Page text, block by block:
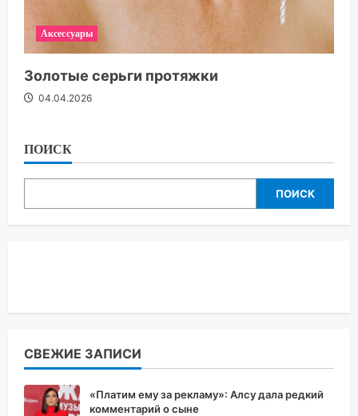
Аксессуары
Золотые серьги протяжки
04.04.2026
ПОИСК
ПОИСК
СВЕЖИЕ ЗАПИСИ
«Платим ему за рекламу»: Алсу дала редкий
комментарий о сыне